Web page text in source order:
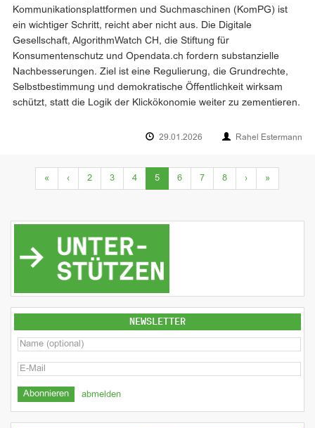
Kommunikationsplattformen und Suchmaschinen (KomPG) ist
ein wichtiger Schritt, reicht aber nicht aus. Die Digitale
Gesellschaft, AlgorithmWatch CH, die Stiftung für
Konsumentenschutz und Opendata.ch fordern substanzielle
Nachbesserungen. Ziel ist eine Regulierung, die Grundrechte,
Selbstbestimmung und demokratische Öffentlichkeit wirksam
schützt, statt die Logik der Klickökonomie weiter zu zementieren.
29.01.2026 Rahel Estermann
« ‹ 2 3 4 5(current)
6 7 8 › »
NEWSLETTER
abmelden